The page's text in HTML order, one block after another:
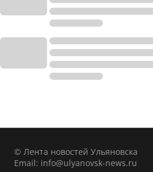
© Лента новостей Ульяновска
Email: info@ulyanovsk-news.ru